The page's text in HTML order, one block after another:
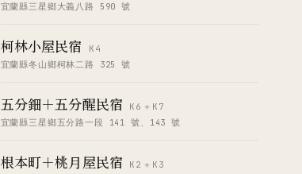
宜蘭縣三星鄉大義八路 590 號
柯林小屋民宿
K4
宜蘭縣冬山鄉柯林二路 325 號
五分鈿＋五分醒民宿
K6＋K7
宜蘭縣三星鄉五分路一段 141 號、143 號
根本町＋桃月屋民宿
K2＋K3